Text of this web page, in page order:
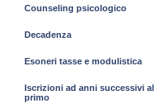
Counseling psicologico
Decadenza
Esoneri tasse e modulistica
Iscrizioni ad anni successivi al
primo